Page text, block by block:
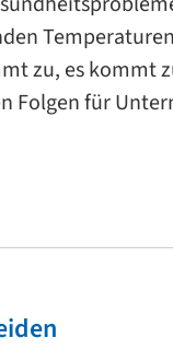
zu, es kommt
Folgen für